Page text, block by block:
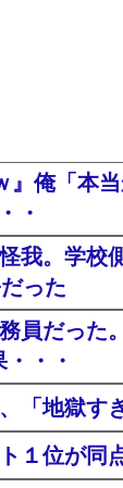
』俺「本
・
我。学校
った
員だった
・・
「地獄
１位が同